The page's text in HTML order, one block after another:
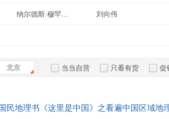
纳尔德斯·穆罕默迪 刘向伟
北京 当当自营 只看有货 促
民地理书《这里是中国》之看遍中国区域地